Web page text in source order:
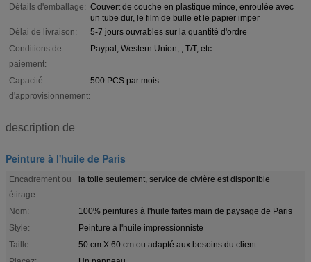
Détails d'emballage: Couvert de couche en plastique mince, enroulée avec
un tube dur, le film de bulle et le papier imper
Délai de livraison:
5-7 jours ouvrables sur la quantité d'ordre
Conditions de
paiement:
Paypal, Western Union, , T/T, etc.
Capacité
d'approvisionnement:
500 PCS par mois
description de
Peinture à l'huile de Paris
Encadrement ou
étirage:
la toile seulement, service de civière est disponible
Nom:
100% peintures à l'huile faites main de paysage de Paris
Style:
Peinture à l'huile impressionniste
Taille:
50 cm X 60 cm ou adapté aux besoins du client